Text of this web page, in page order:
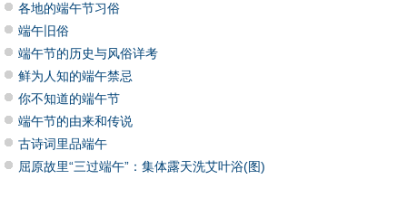
各地的端午节习俗
端午旧俗
端午节的历史与风俗详考
鲜为人知的端午禁忌
你不知道的端午节
端午节的由来和传说
古诗词里品端午
屈原故里“三过端午”：集体露天洗艾叶浴(图)